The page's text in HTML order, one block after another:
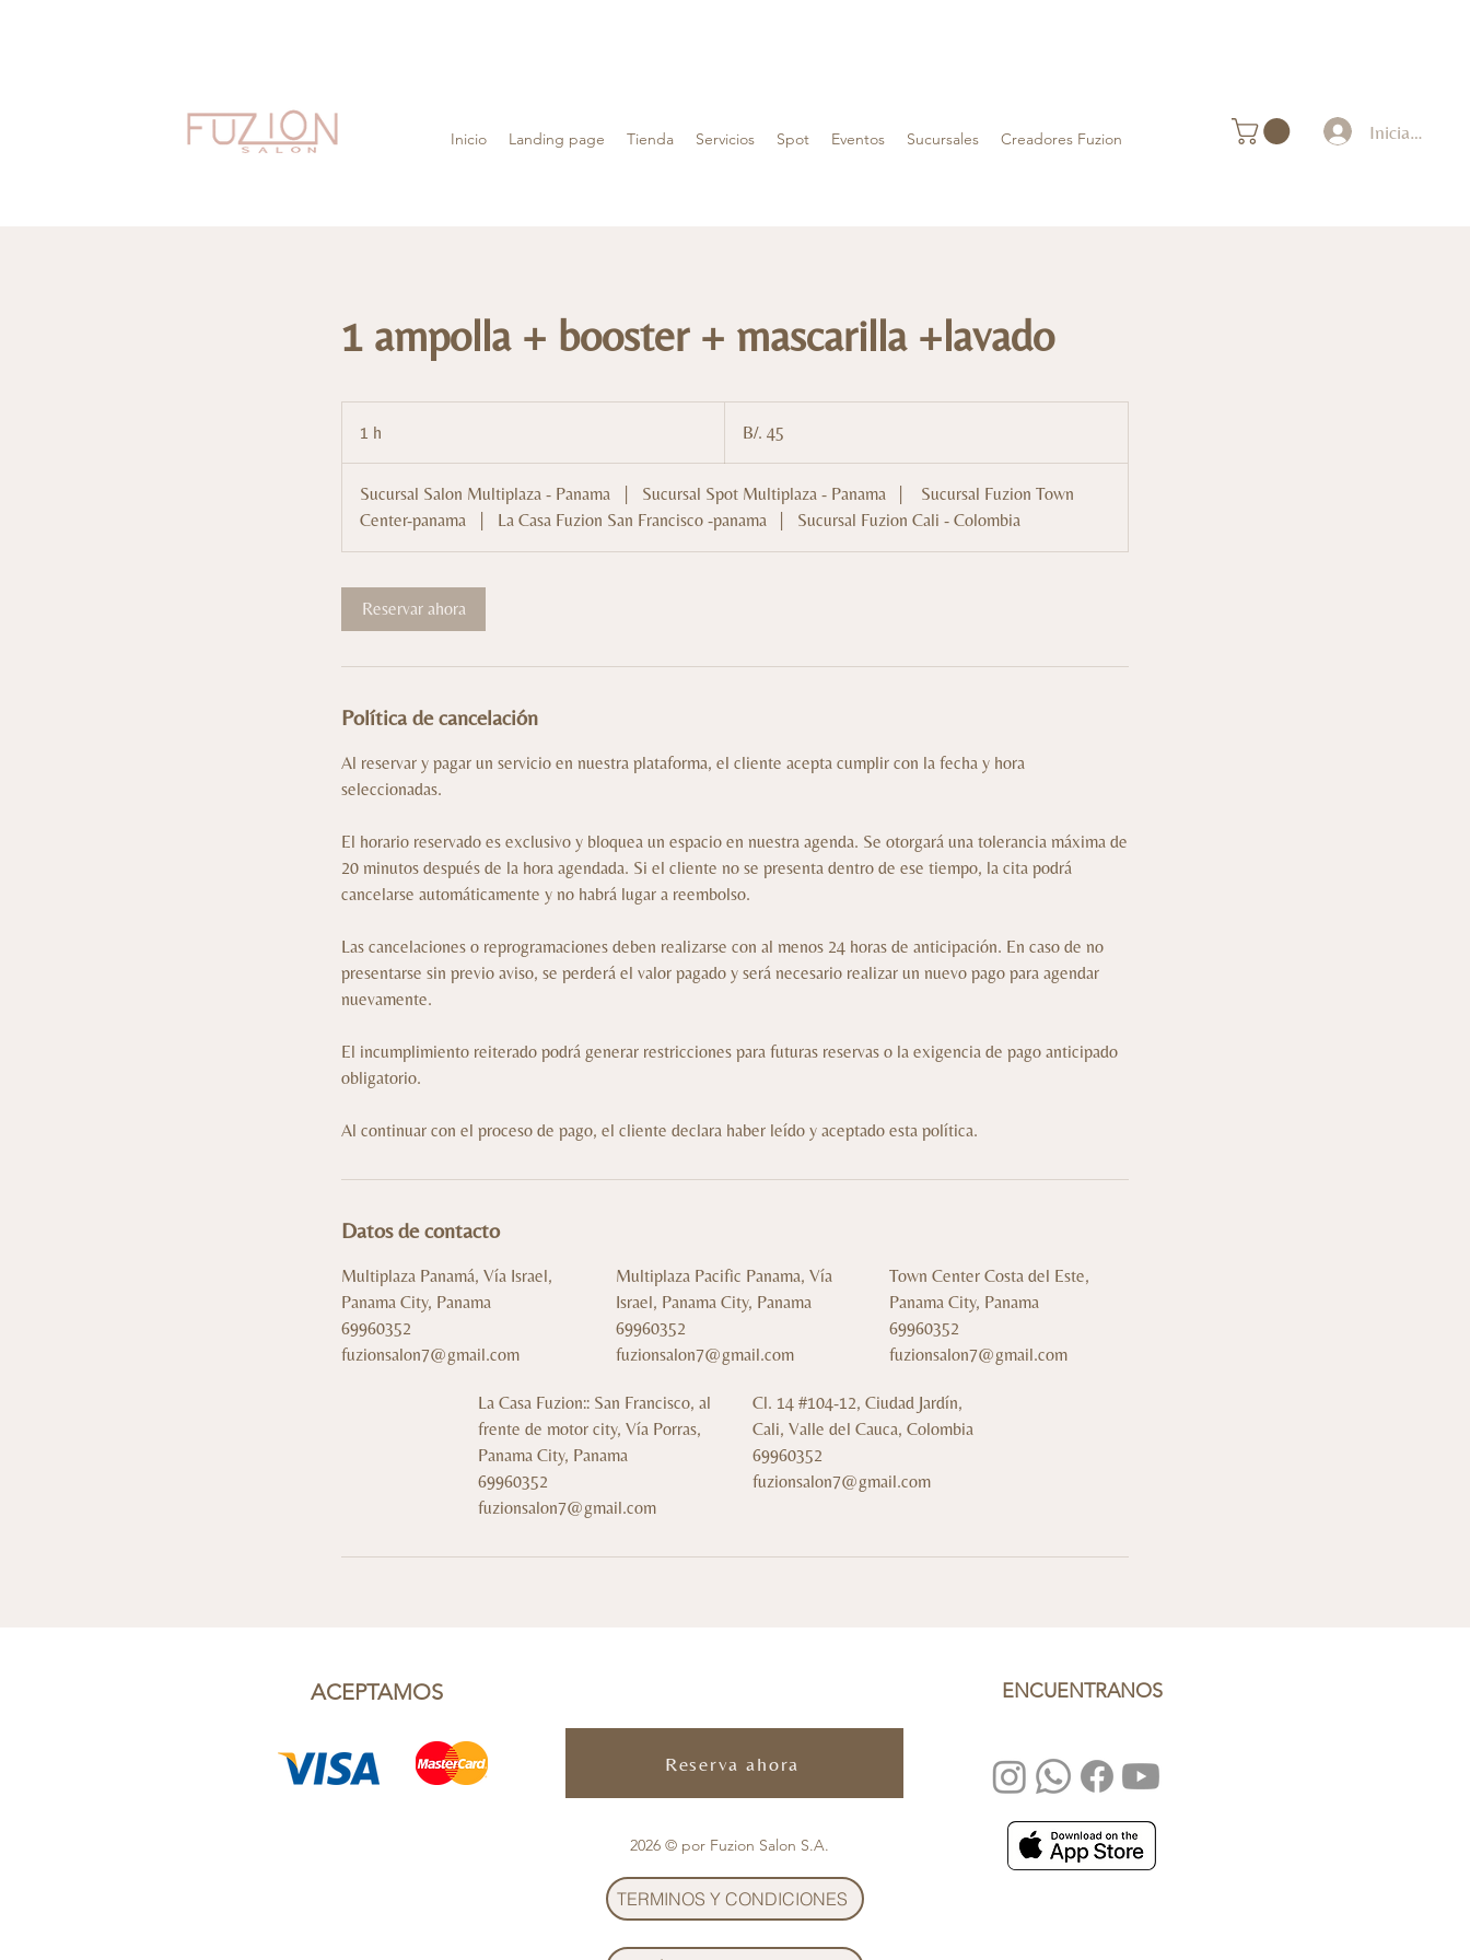
Iniciar sesión
Inicio Landing page Tienda Servicios Spot Eventos Sucursales Creadores Fuzion
1 ampolla + booster + mascarilla +lavado
1 h
panameños
B/. 45
Sucursal Salon Multiplaza - Panama Sucursal Spot Multiplaza - Panama
Sucursal Fuzion Town
Center-panama
La Casa Fuzion San Francisco -panama Sucursal Fuzion Cali - Colombia
Reservar ahora
Política de cancelación
Al reservar y pagar un servicio en nuestra plataforma, el cliente acepta cumplir con la fecha y hora
seleccionadas.
El horario reservado es exclusivo y bloquea un espacio en nuestra agenda. Se otorgará una tolerancia máxima de
20 minutos después de la hora agendada. Si el cliente no se presenta dentro de ese tiempo, la cita podrá
cancelarse automáticamente y no habrá lugar a reembolso.
Las cancelaciones o reprogramaciones deben realizarse con al menos 24 horas de anticipación. En caso de no
presentarse sin previo aviso, se perderá el valor pagado y será necesario realizar un nuevo pago para agendar
nuevamente.
El incumplimiento reiterado podrá generar restricciones para futuras reservas o la exigencia de pago anticipado
obligatorio.
Al continuar con el proceso de pago, el cliente declara haber leído y aceptado esta política.
Datos de contacto
Multiplaza Panamá, Vía Israel,
Panama City, Panama
69960352
fuzionsalon7@gmail.com
Multiplaza Pacific Panama, Vía
Israel, Panama City, Panama
69960352
fuzionsalon7@gmail.com
Town Center Costa del Este,
Panama City, Panama
69960352
fuzionsalon7@gmail.com
La Casa Fuzion:: San Francisco, al
frente de motor city, Vía Porras,
Panama City, Panama
69960352
fuzionsalon7@gmail.com
Cl. 14 #104-12, Ciudad Jardín,
Cali, Valle del Cauca, Colombia
69960352
fuzionsalon7@gmail.com
ACEPTAMOS
Reserva ahora
2026 © por Fuzion Salon S.A.
ENCUENTRANOS
TERMINOS Y CONDICIONES